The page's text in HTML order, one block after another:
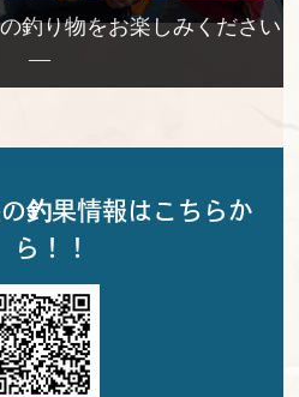
釣り物をお楽しみください
—
釣果情報はこちらか
ら！！